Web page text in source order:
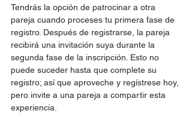
Tendrás la opción de patrocinar a otra
pareja cuando proceses tu primera fase de
registro. Después de registrarse, la pareja
recibirá una invitación suya durante la
segunda fase de la inscripción. Esto no
puede suceder hasta que complete su
registro; así que aproveche y regístrese hoy,
pero invite a una pareja a compartir esta
experiencia.